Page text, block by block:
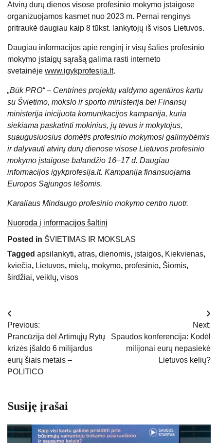
Atvirų durų dienos visose profesinio mokymo įstaigose
organizuojamos kasmet nuo 2023 m. Pernai renginys
pritraukė daugiau kaip 8 tūkst. lankytojų iš visos Lietuvos.
Daugiau informacijos apie renginį ir visų šalies profesinio
mokymo įstaigų sąrašą galima rasti interneto
svetainėje www.igykprofesija.lt.
„Būk PRO“ – Centrinės projektų valdymo agentūros kartu
su Švietimo, mokslo ir sporto ministerija bei Finansų
ministerija inicijuota komunikacijos kampanija, kuria
siekiama paskatinti mokinius, jų tėvus ir mokytojus,
suaugusiuosius domėtis profesinio mokymosi galimybėmis
ir dalyvauti atvirų durų dienose visose Lietuvos profesinio
mokymo įstaigose balandžio 16–17 d. Daugiau
informacijos igykprofesija.lt. Kampanija finansuojama
Europos Sąjungos lėšomis.
Karaliaus Mindaugo profesinio mokymo centro nuotr.
Nuoroda į informacijos šaltinį
Posted in ŠVIETIMAS IR MOKSLAS
Tagged apsilankyti, atras, dienomis, įstaigos, Kiekvienas,
kviečia, Lietuvos, mielų, mokymo, profesinio, Šiomis,
širdžiai, veiklų, visos
Navigacija
tarp
įrašų
Previous:
Prancūzija dėl Artimųjų Rytų
krizės įšaldo 6 milijardus
eurų šiais metais –
POLITICO
Next:
Spaudos konferencija: Kodėl
milijonai eurų nepasiekė
Lietuvos kelių?
Susiję įrašai